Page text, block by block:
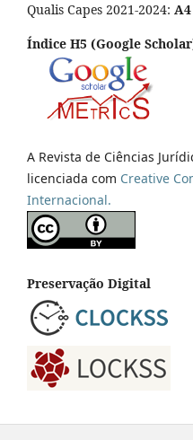
Qualis Capes 2021-2024: A4
Índice H5 (Google
A Revista de Ciências
licenciada com Creative
Internacional.
Preservação Digital